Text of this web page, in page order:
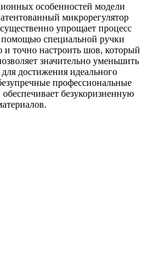
особенностей модели
микрорегулятор
упрощает процесс
специальной ручки
и точно настроить шов, который
значительно уменьшить
достижения идеального
профессиональные
безукоризненную